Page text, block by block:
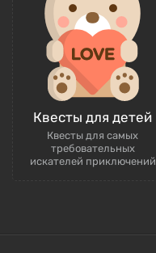
Квесты для детей
Квесты для самых
требовательных
искателей приключений